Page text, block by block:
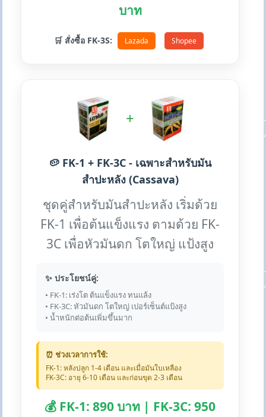
บาท
🛒 สั่งซื้อ FK-3S: Lazada Shopee
+
🥔 FK-1 + FK-3C - เฉพาะสำหรับมัน
สำปะหลัง (Cassava)
ชุดคู่สำหรับมันสำปะหลัง เริ่มด้วย
FK-1 เพื่อต้นแข็งแรง ตามด้วย FK-
3C เพื่อหัวมันดก โตใหญ่ แป้งสูง
✨ ประโยชน์คู่:
• FK-1: เร่งโต ต้นแข็งแรง ทนแล้ง
• FK-3C: หัวมันดก โตใหญ่ เปอร์เซ็นต์แป้งสูง
• น้ำหนักต่อต้นเพิ่มขึ้นมาก
⏰ ช่วงเวลาการใช้:
FK-1: หลังปลูก 1-4 เดือน และเมื่อมันใบเหลือง
FK-3C: อายุ 6-10 เดือน และก่อนขุด 2-3 เดือน
💰 FK-1: 890 บาท | FK-3C: 950